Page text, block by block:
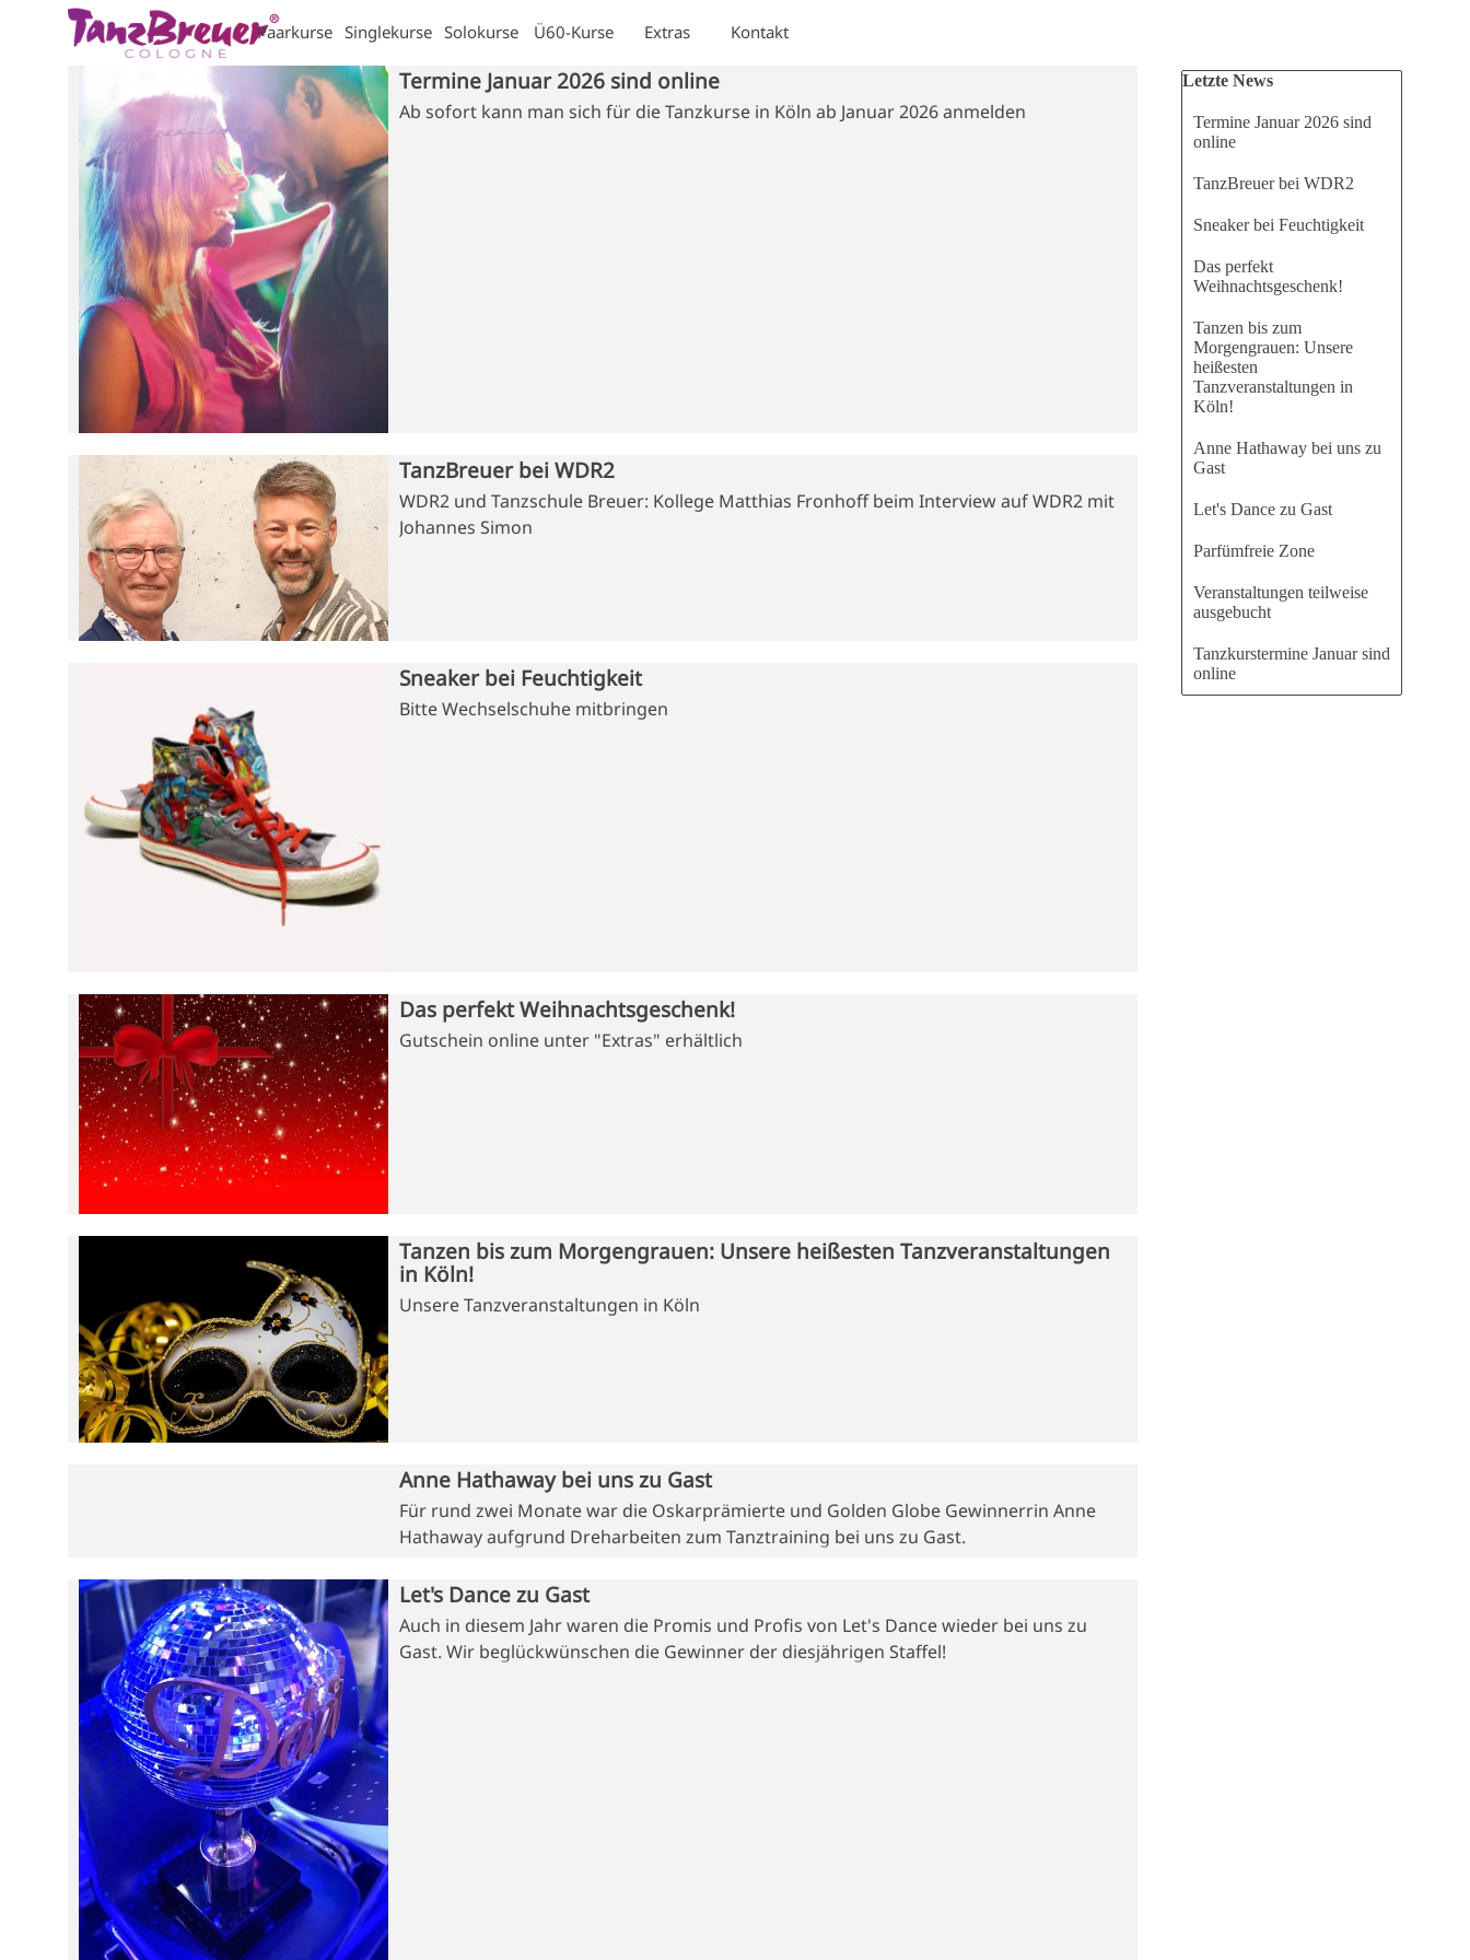
Direkt zum Seiteninhalt
Menü überspringen
Paarkurse ▼
Singlekurse ▼
Solokurse ▼
Ü60-Kurse ▼
Extras ▼
Kontakt
Termine Januar 2026 sind online
Ab sofort kann man sich für die Tanzkurse in Köln ab Januar 2026 anmelden
TanzBreuer bei WDR2
WDR2 und Tanzschule Breuer: Kollege Matthias Fronhoff beim Interview auf WDR2 mit
Johannes Simon
Sneaker bei Feuchtigkeit
Bitte Wechselschuhe mitbringen
Das perfekt Weihnachtsgeschenk!
Gutschein online unter "Extras" erhältlich
Tanzen bis zum Morgengrauen: Unsere heißesten Tanzveranstaltungen
in Köln!
Unsere Tanzveranstaltungen in Köln
Anne Hathaway bei uns zu Gast
Für rund zwei Monate war die Oskarprämierte und Golden Globe Gewinnerrin Anne
Hathaway aufgrund Dreharbeiten zum Tanztraining bei uns zu Gast.
Let's Dance zu Gast
Auch in diesem Jahr waren die Promis und Profis von Let's Dance wieder bei uns zu
Gast. Wir beglückwünschen die Gewinner der diesjährigen Staffel!
Block überspringen Letzte News
Letzte News
Termine Januar 2026 sind
online
TanzBreuer bei WDR2
Sneaker bei Feuchtigkeit
Das perfekt
Weihnachtsgeschenk!
Tanzen bis zum
Morgengrauen: Unsere
heißesten
Tanzveranstaltungen in
Köln!
Anne Hathaway bei uns zu
Gast
Let's Dance zu Gast
Parfümfreie Zone
Veranstaltungen teilweise
ausgebucht
Tanzkurstermine Januar sind
online